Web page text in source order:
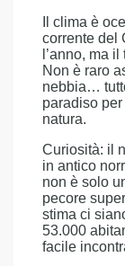
Il clima è
corrente del
l’anno, ma
Non è raro
nebbia…
paradiso
natura.
Curiosità: il
in antico
non è solo
pecore
stima ci
53.000
facile